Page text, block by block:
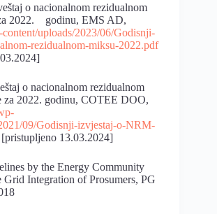
o nacionalnom rezidualnom
2022. godinu, EMS AD,
content/uploads/2023/06/Godisnji-
rezidualnom-miksu-2022.pdf
o nacionalnom rezidualnom
za 2022. godinu, COTEE DOO,
09/Godisnji-izvjestaj-o-NRM-
13.03.2024]
by the Energy Community
Grid Integration of Prosumers, PG